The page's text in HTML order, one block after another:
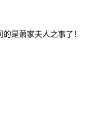
是萧家夫人之事了！